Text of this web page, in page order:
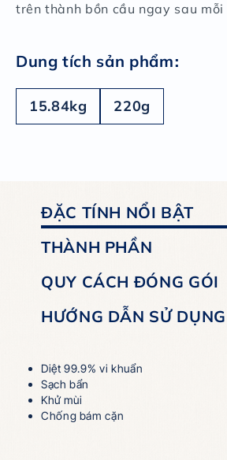
trên thành bồn cầu ngay sau mỗi
Dung tích sản phẩm:
15.84kg 220g
ĐẶC TÍNH NỔI BẬT
THÀNH PHẦN
QUY CÁCH ĐÓNG GÓI
HƯỚNG DẪN SỬ DỤNG
Diệt 99.9% vi khuẩn
Sạch bẩn
Khử mùi
Chống bám cặn